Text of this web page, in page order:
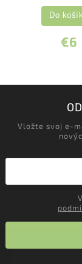
€6
Do
Vložte svoj e-